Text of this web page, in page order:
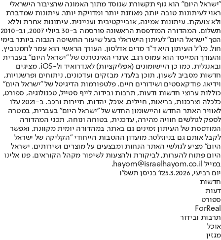
"ישראל היום" הוא גוף תקשורת שנוסד מתוך האמונה שהציבור הישראלי
ראוי לעיתונות טובה יותר, מאוזנת יותר ומדויקת יותר. עיתונות שמדברת
ולא צועקת. עיתונות אמינה, אובייקטיבית ועניינית. עיתונות אחרת וללא
תשלום. המהדורה המודפסת הראשונה פורסמה ב-30 ביולי 2007, וב-2010
הפך "ישראל היום" לעיתון הישראלי בעל שיעור החשיפה הגבוה ביותר בימי
חול. מו"ל העיתון היא ד"ר מרים אדלסון. העורך הראשי הוא עמר לחמנוביץ,
והעורך המייסד הוא עמוס רגב. אתרי האינטרנט של "ישראל היום" בעברית
ובאנגלית, כמו כן היישומונים (אפליקציות) לאנדרואיד ול-iOS, מציגים
חדשות מסביב לשעון, תוכן בלעדי, מבזקים ועדכונים, ניתוחים ופרשנויות,
וידיאו, פודקאסטים ושידורים חיים. פלטפורמות הדיגיטל של "ישראל היום"
כוללות ערוצי חדשות ודעות, תרבות ובידור, לייף סטייל, טכנולוגיה, ספורט,
כלכלה וצרכנות, בריאות, חיילים, אוכל, יהדות, תיירות ורכב. ב-2021 עלו
לאוויר האתר החדש והיישומון החדש של "ישראל היום" בעברית, במטרה
לספק לגולשים חוויה מהירה, עדכנית, בטוחה ונוחה. תכני המהדורה
המודפסת של העיתון זמינים גם באתר, במהדורה יומית מקוונת, ואפשר
לקבל אותם גם בניוזלטר. מועדון ההטבות הייחודי "הקליקה של ישראל
היום" מציע לגולשי האתר הנחות ומבצעים על מוצרים ושירותים. ישראל
היום פתוח להערות, לביקורת ולהצעות לשיפור מקהל הקוראים. פנו אלינו
במייל hayom@israelhayom.co.il.
יום רביעי, 25.3.2026
ז' בניסן תשפ"ו
חדשות
דעות
ספורט
ForReal
תרבות ובידור
אוכל
מגזין